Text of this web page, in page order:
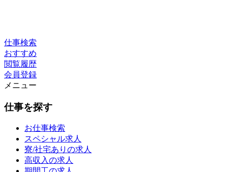
仕事検索
おすすめ
閲覧履歴
会員登録
メニュー
仕事を探す
お仕事検索
スペシャル求人
寮/社宅ありの求人
高収入の求人